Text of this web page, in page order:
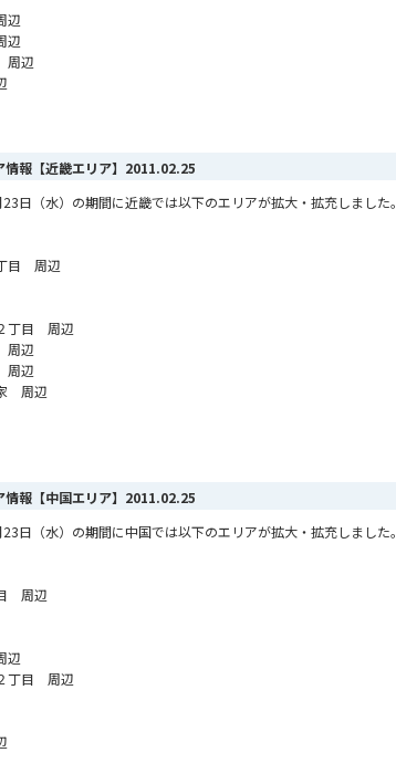
辺
辺
周辺
報【近畿エリア】 2011.02.25
日（水）の期間に近畿では以下のエリアが拡大・拡充しました。
目 周辺
丁目 周辺
周辺
周辺
周辺
報【中国エリア】 2011.02.25
日（水）の期間に中国では以下のエリアが拡大・拡充しました。
周辺
辺
丁目 周辺